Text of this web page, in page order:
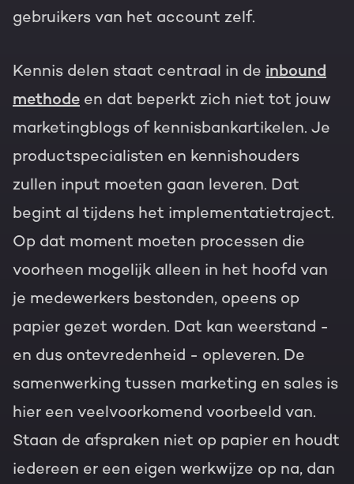
gebruikers van het account zelf.
Kennis delen staat centraal in de inbound
methode en dat beperkt zich niet tot jouw
marketingblogs of kennisbankartikelen. Je
productspecialisten en kennishouders
zullen input moeten gaan leveren. Dat
begint al tijdens het implementatietraject.
Op dat moment moeten processen die
voorheen mogelijk alleen in het hoofd van
je medewerkers bestonden, opeens op
papier gezet worden. Dat kan weerstand -
en dus ontevredenheid - opleveren. De
samenwerking tussen marketing en sales is
hier een veelvoorkomend voorbeeld van.
Staan de afspraken niet op papier en houdt
iedereen er een eigen werkwijze op na, dan